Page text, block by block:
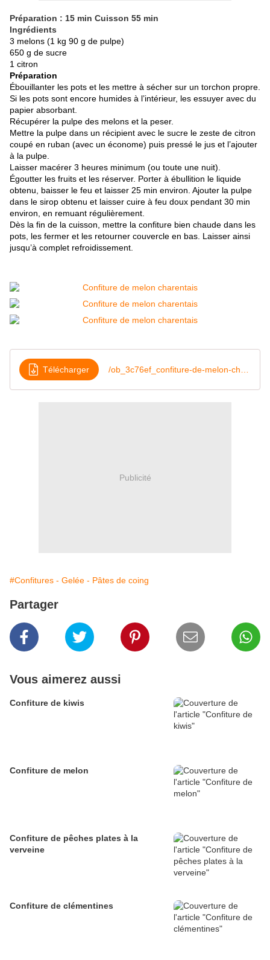
Préparation : 15 min Cuisson 55 min
Ingrédients
3 melons (1 kg 90 g de pulpe)
650 g de sucre
1 citron
Préparation
Ébouillanter les pots et les mettre à sécher sur un torchon propre.
Si les pots sont encore humides à l’intérieur, les essuyer avec du
papier absorbant.
Récupérer la pulpe des melons et la peser.
Mettre la pulpe dans un récipient avec le sucre le zeste de citron
coupé en ruban (avec un économe) puis pressé le jus et l’ajouter
à la pulpe.
Laisser macérer 3 heures minimum (ou toute une nuit).
Égoutter les fruits et les réserver. Porter à ébullition le liquide
obtenu, baisser le feu et laisser 25 min environ. Ajouter la pulpe
dans le sirop obtenu et laisser cuire à feu doux pendant 30 min
environ, en remuant régulièrement.
Dès la fin de la cuisson, mettre la confiture bien chaude dans les
pots, les fermer et les retourner couvercle en bas. Laisser ainsi
jusqu’à complet refroidissement.
Télécharger
Publicité
#Confitures - Gelée - Pâtes de coing
Partager
Vous aimerez aussi
Confiture de kiwis
Confiture de melon
Confiture de pêches plates à la
verveine
Confiture de clémentines